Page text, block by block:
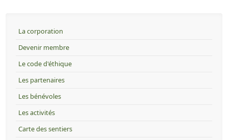
La corporation
Devenir membre
Le code d'éthique
Les partenaires
Les bénévoles
Les activités
Carte des sentiers